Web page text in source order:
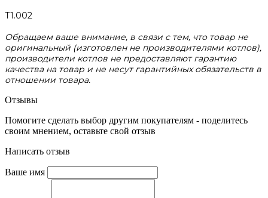
Т1.002
Обращаем ваше внимание, в связи с тем, что товар не
оригинальный (изготовлен не производителями котлов),
производители котлов не предоставляют гарантию
качества на товар и не несут гарантийных обязательств в
отношении товара.
Отзывы
Помогите сделать выбор другим покупателям - поделитесь
своим мнением, оставьте свой отзыв
Написать отзыв
Ваше имя